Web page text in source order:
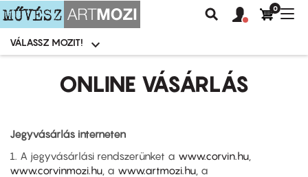
Moziválasztó
menü
VÁLASSZ MOZIT!
Keresés
Felhasználói
fiók
0
ONLINE VÁSÁRLÁS
Jegyvásárlás interneten
1. A jegyvásárlási rendszerünket a www.corvin.hu
www.corvinmozi.hu , a www.artmozi.hu , a